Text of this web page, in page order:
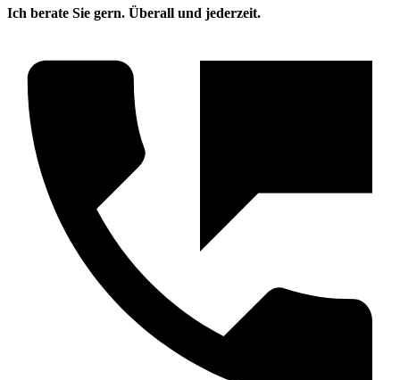
Ich berate Sie gern. Überall und jederzeit.